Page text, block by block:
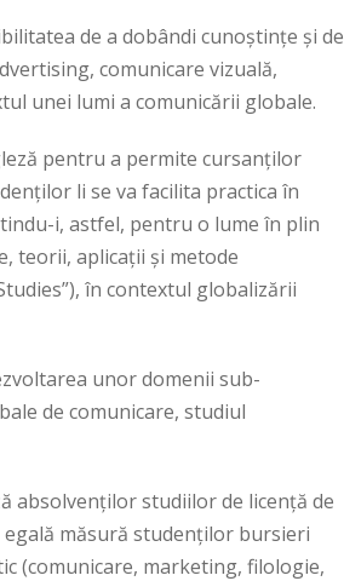
de a dobândi cunoștințe și de
comunicare vizuală,
unei lumi a comunicării globale.
pentru a permite cursanților
li se va facilita practica în
i, astfel, pentru o lume în plin
teorii, aplicații şi metode
în contextul globalizării
unor domenii sub-
de comunicare, studiul
absolvenţilor studiilor de licență de
egală măsură studenţilor bursieri
(comunicare, marketing, filologie,